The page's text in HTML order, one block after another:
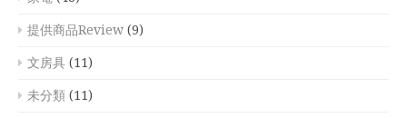
提供商品Review (9)
文房具 (11)
未分類 (11)